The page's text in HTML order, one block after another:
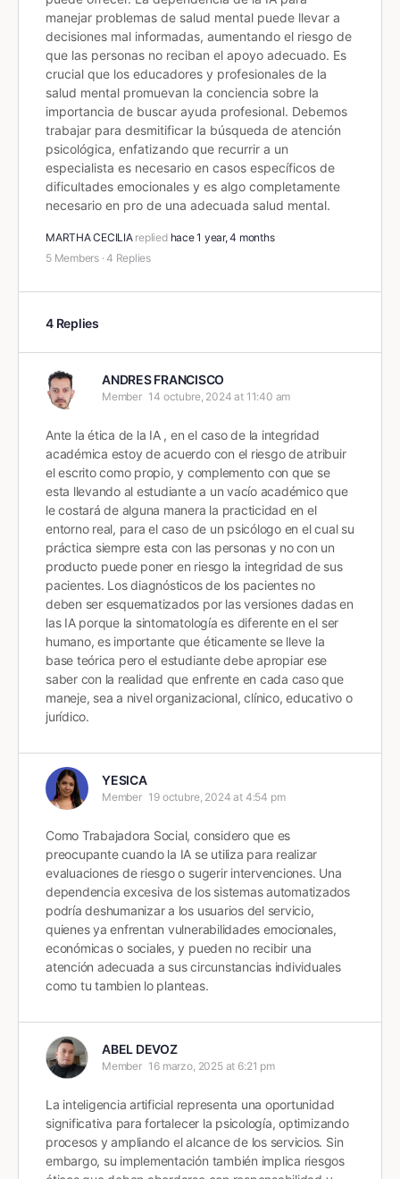
manejar problemas de salud mental puede llevar a
decisiones mal informadas, aumentando el riesgo de
que las personas no reciban el apoyo adecuado. Es
crucial que los educadores y profesionales de la
salud mental promuevan la conciencia sobre la
importancia de buscar ayuda profesional. Debemos
trabajar para desmitificar la búsqueda de atención
psicológica, enfatizando que recurrir a un
especialista es necesario en casos específicos de
dificultades emocionales y es algo completamente
necesario en pro de una adecuada salud mental.
MARTHA CECILIA replied hace 1 year, 4 months
5 Members ·4 Replies
4 Replies
ANDRES FRANCISCO
Member 14 octubre, 2024 at 11:40 am
Ante la ética de la IA , en el caso de la integridad
académica estoy de acuerdo con el riesgo de atribuir
el escrito como propio, y complemento con que se
esta llevando al estudiante a un vacío académico que
le costará de alguna manera la practicidad en el
entorno real, para el caso de un psicólogo en el cual su
práctica siempre esta con las personas y no con un
producto puede poner en riesgo la integridad de sus
pacientes. Los diagnósticos de los pacientes no
deben ser esquematizados por las versiones dadas en
las IA porque la sintomatología es diferente en el ser
humano, es importante que éticamente se lleve la
base teórica pero el estudiante debe apropiar ese
saber con la realidad que enfrente en cada caso que
maneje, sea a nivel organizacional, clínico, educativo o
jurídico.
YESICA
Member 19 octubre, 2024 at 4:54 pm
Como Trabajadora Social, considero que es
preocupante cuando la IA se utiliza para realizar
evaluaciones de riesgo o sugerir intervenciones. Una
dependencia excesiva de los sistemas automatizados
podría deshumanizar a los usuarios del servicio,
quienes ya enfrentan vulnerabilidades emocionales,
económicas o sociales, y pueden no recibir una
atención adecuada a sus circunstancias individuales
como tu tambien lo planteas.
ABEL DEVOZ
Member 16 marzo, 2025 at 6:21 pm
La inteligencia artificial representa una oportunidad
significativa para fortalecer la psicología, optimizando
procesos y ampliando el alcance de los servicios. Sin
embargo, su implementación también implica riesgos